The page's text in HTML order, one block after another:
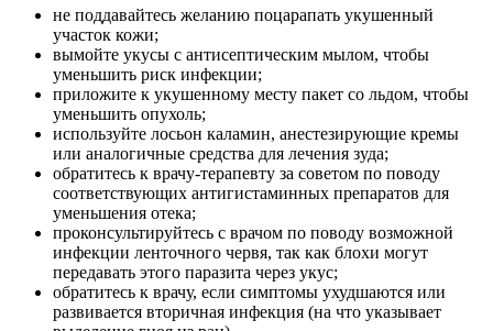
не поддавайтесь желанию поцарапать укушенный
участок кожи;
вымойте укусы с антисептическим мылом, чтобы
уменьшить риск инфекции;
приложите к укушенному месту пакет со льдом, чтобы
уменьшить опухоль;
используйте лосьон каламин, анестезирующие кремы
или аналогичные средства для лечения зуда;
обратитесь к врачу-терапевту за советом по поводу
соответствующих антигистаминных препаратов для
уменьшения отека;
проконсультируйтесь с врачом по поводу возможной
инфекции ленточного червя, так как блохи могут
передавать этого паразита через укус;
обратитесь к врачу, если симптомы ухудшаются или
развивается вторичная инфекция (на что указывает